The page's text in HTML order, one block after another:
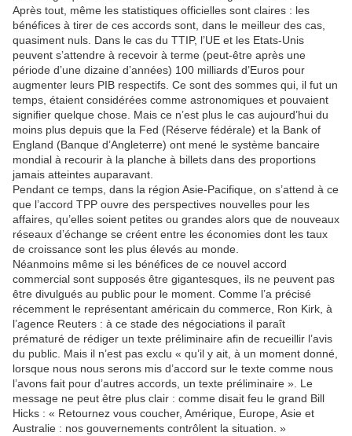
Après tout, même les statistiques officielles sont claires : les
bénéfices à tirer de ces accords sont, dans le meilleur des cas,
quasiment nuls. Dans le cas du TTIP, l’UE et les Etats-Unis
peuvent s’attendre à recevoir à terme (peut-être après une
période d’une dizaine d’années) 100 milliards d’Euros pour
augmenter leurs PIB respectifs. Ce sont des sommes qui, il fut un
temps, étaient considérées comme astronomiques et pouvaient
signifier quelque chose. Mais ce n’est plus le cas aujourd’hui du
moins plus depuis que la Fed (Réserve fédérale) et la Bank of
England (Banque d’Angleterre) ont mené le système bancaire
mondial à recourir à la planche à billets dans des proportions
jamais atteintes auparavant.
Pendant ce temps, dans la région Asie-Pacifique, on s’attend à ce
que l’accord TPP ouvre des perspectives nouvelles pour les
affaires, qu’elles soient petites ou grandes alors que de nouveaux
réseaux d’échange se créent entre les économies dont les taux
de croissance sont les plus élevés au monde.
Néanmoins même si les bénéfices de ce nouvel accord
commercial sont supposés être gigantesques, ils ne peuvent pas
être divulgués au public pour le moment. Comme l’a précisé
récemment le représentant américain du commerce, Ron Kirk, à
l’agence Reuters : à ce stade des négociations il paraît
prématuré de rédiger un texte préliminaire afin de recueillir l’avis
du public. Mais il n’est pas exclu « qu’il y ait, à un moment donné,
lorsque nous nous serons mis d’accord sur le texte comme nous
l’avons fait pour d’autres accords, un texte préliminaire ». Le
message ne peut être plus clair : comme disait feu le grand Bill
Hicks : « Retournez vous coucher, Amérique, Europe, Asie et
Australie : nos gouvernements contrôlent la situation. »